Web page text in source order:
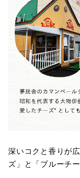
深いコクと香りが
ズ」と「ブルーチ